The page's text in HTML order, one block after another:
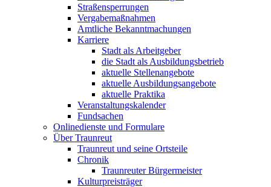
Straßensperrungen
Vergabemaßnahmen
Amtliche Bekanntmachungen
Karriere
Stadt als Arbeitgeber
die Stadt als Ausbildungsbetrieb
aktuelle Stellenangebote
aktuelle Ausbildungsangebote
aktuelle Praktika
Veranstaltungskalender
Fundsachen
Onlinedienste und Formulare
Über Traunreut
Traunreut und seine Ortsteile
Chronik
Traunreuter Bürgermeister
Kulturpreisträger